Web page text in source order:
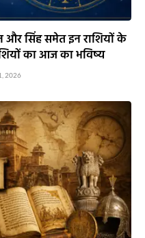
और सिंह समेत इन राशियों के
का आज का भविष्य
2026